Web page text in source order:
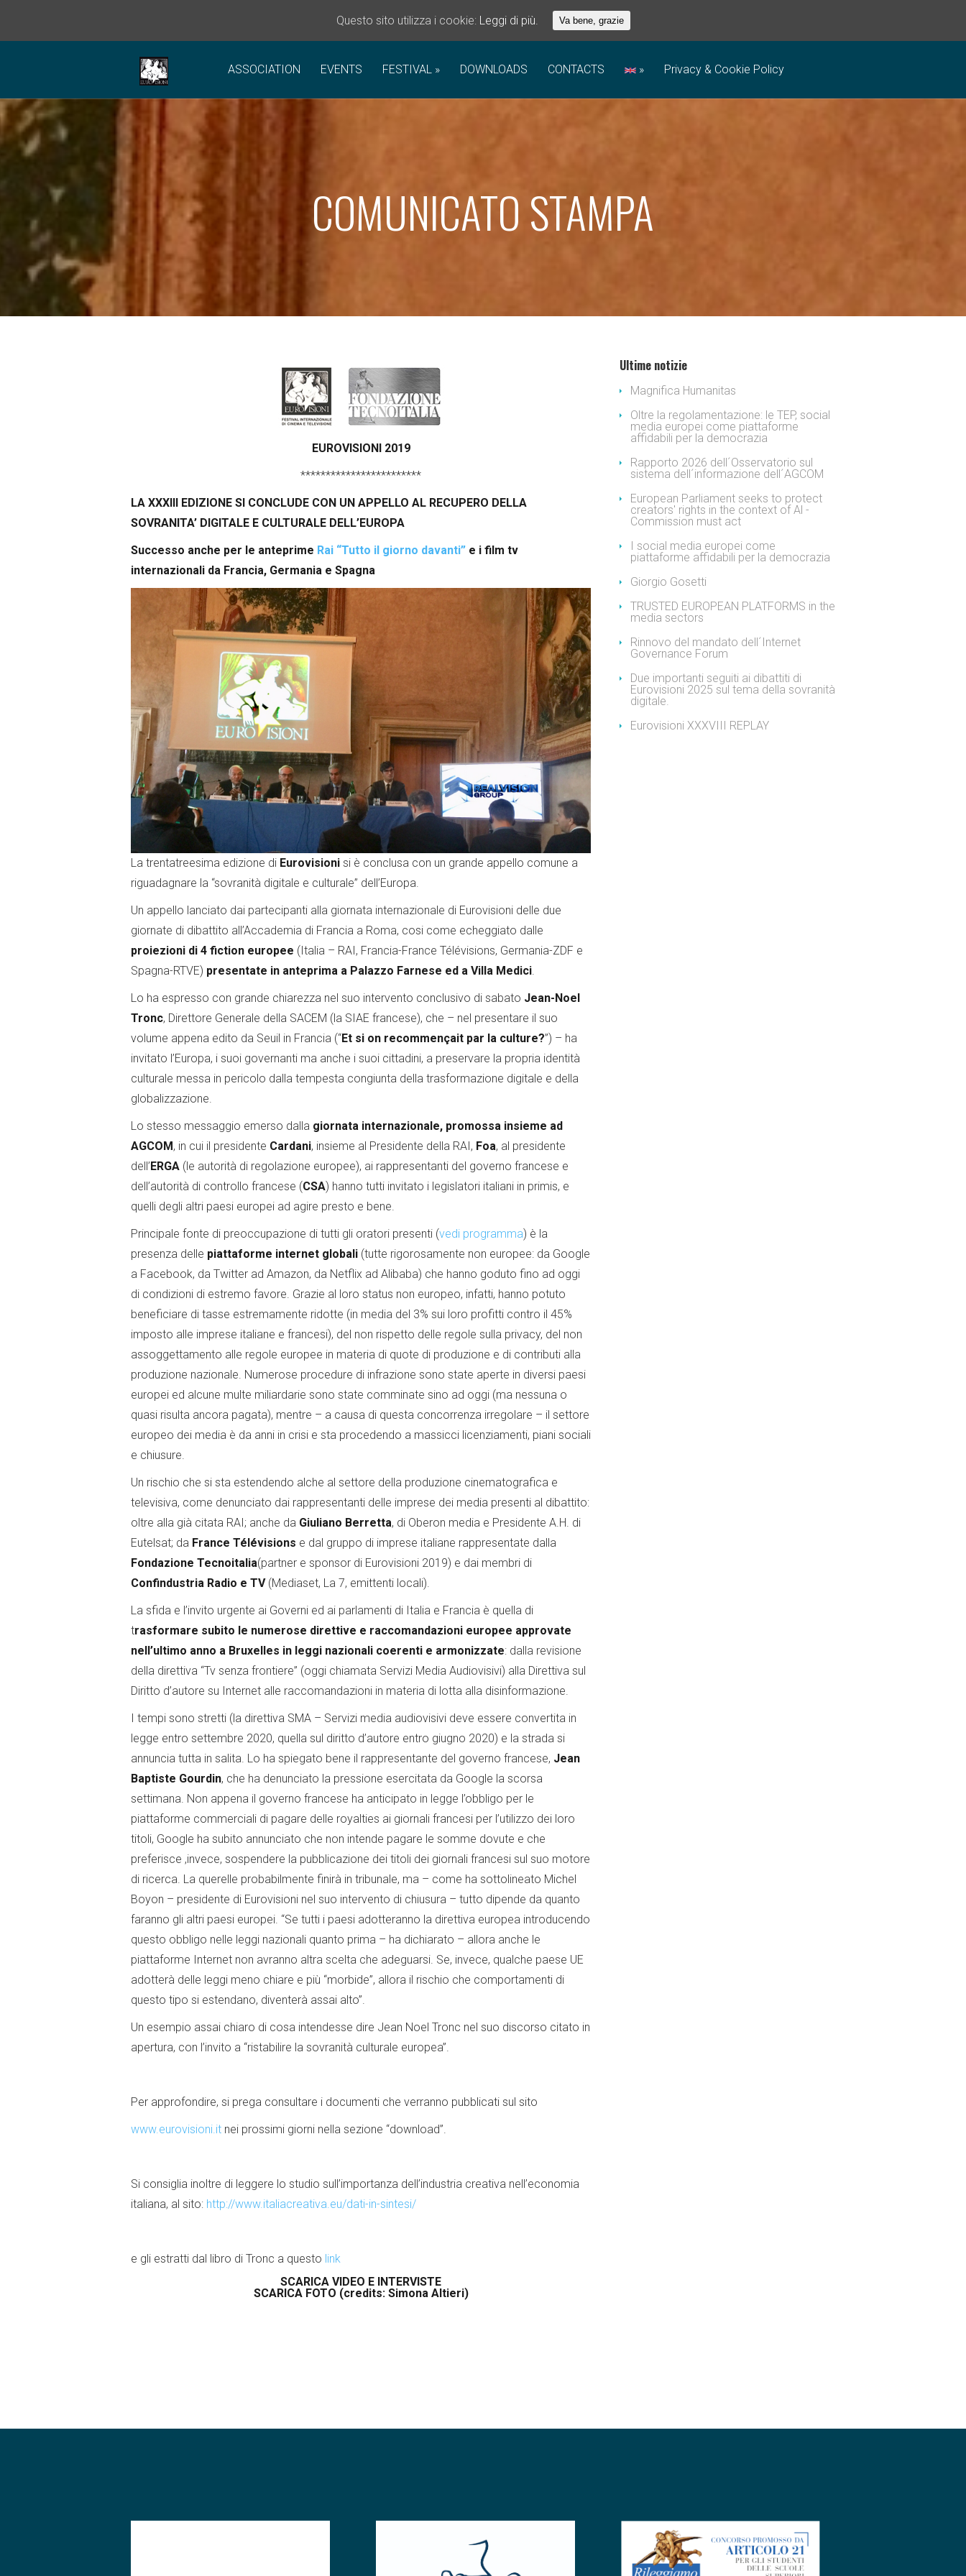
ASSOCIATION EVENTS FESTIVAL DOWNLOADS CONTACTS Privacy & Cookie Policy
COMUNICATO STAMPA
EUROVISIONI 2019
************************
LA XXXIII EDIZIONE SI CONCLUDE CON UN APPELLO AL RECUPERO DELLA
SOVRANITA’ DIGITALE E CULTURALE DELL’EUROPA
Successo anche per le anteprime Rai “Tutto il giorno davanti” e i film tv
internazionali da Francia, Germania e Spagna
La trentatreesima edizione di Eurovisioni si è conclusa con un grande appello comune a
riguadagnare la “sovranità digitale e culturale” dell’Europa.
Un appello lanciato dai partecipanti alla giornata internazionale di Eurovisioni delle due
giornate di dibattito all’Accademia di Francia a Roma, cosi come echeggiato dalle
proiezioni di 4 fiction europee (Italia – RAI, Francia-France Télévisions, Germania-ZDF e
Spagna-RTVE) presentate in anteprima a Palazzo Farnese ed a Villa Medici.
Lo ha espresso con grande chiarezza nel suo intervento conclusivo di sabato Jean-Noel
Tronc, Direttore Generale della SACEM (la SIAE francese), che – nel presentare il suo
volume appena edito da Seuil in Francia (“Et si on recommençait par la culture?”) – ha
invitato l’Europa, i suoi governanti ma anche i suoi cittadini, a preservare la propria identità
culturale messa in pericolo dalla tempesta congiunta della trasformazione digitale e della
globalizzazione.
Lo stesso messaggio emerso dalla giornata internazionale, promossa insieme ad
AGCOM , in cui il presidente Cardani, insieme al Presidente della RAI, Foa, al presidente
dell’ ERGA (le autorità di regolazione europee), ai rappresentanti del governo francese e
dell’autorità di controllo francese (CSA) hanno tutti invitato i legislatori italiani in primis, e
quelli degli altri paesi europei ad agire presto e bene.
Principale fonte di preoccupazione di tutti gli oratori presenti (vedi programma) è la
presenza delle piattaforme internet globali (tutte rigorosamente non europee: da Google
a Facebook, da Twitter ad Amazon, da Netflix ad Alibaba) che hanno goduto fino ad oggi
di condizioni di estremo favore. Grazie al loro status non europeo, infatti, hanno potuto
beneficiare di tasse estremamente ridotte (in media del 3% sui loro profitti contro il 45%
imposto alle imprese italiane e francesi), del non rispetto delle regole sulla privacy, del non
assoggettamento alle regole europee in materia di quote di produzione e di contributi alla
produzione nazionale. Numerose procedure di infrazione sono state aperte in diversi paesi
europei ed alcune multe miliardarie sono state comminate sino ad oggi (ma nessuna o
quasi risulta ancora pagata), mentre – a causa di questa concorrenza irregolare – il settore
europeo dei media è da anni in crisi e sta procedendo a massicci licenziamenti, piani sociali
e chiusure.
Un rischio che si sta estendendo alche al settore della produzione cinematografica e
televisiva, come denunciato dai rappresentanti delle imprese dei media presenti al dibattito:
oltre alla già citata RAI; anche da Giuliano Berretta, di Oberon media e Presidente A.H. di
Eutelsat; da France Télévisions e dal gruppo di imprese italiane rappresentate dalla
Fondazione Tecnoitalia(partner e sponsor di Eurovisioni 2019) e dai membri di
Confindustria Radio e TV(Mediaset, La 7, emittenti locali).
La sfida e l’invito urgente ai Governi ed ai parlamenti di Italia e Francia è quella di
trasformare subito le numerose direttive e raccomandazioni europee approvate
nell’ultimo anno a Bruxelles in leggi nazionali coerenti e armonizzate: dalla revisione
della direttiva “Tv senza frontiere” (oggi chiamata Servizi Media Audiovisivi) alla Direttiva sul
Diritto d’autore su Internet alle raccomandazioni in materia di lotta alla disinformazione.
I tempi sono stretti (la direttiva SMA – Servizi media audiovisivi deve essere convertita in
legge entro settembre 2020, quella sul diritto d’autore entro giugno 2020) e la strada si
annuncia tutta in salita. Lo ha spiegato bene il rappresentante del governo francese, Jean
Baptiste Gourdin, che ha denunciato la pressione esercitata da Google la scorsa
settimana. Non appena il governo francese ha anticipato in legge l’obbligo per le
piattaforme commerciali di pagare delle royalties ai giornali francesi per l’utilizzo dei loro
titoli, Google ha subito annunciato che non intende pagare le somme dovute e che
preferisce ,invece, sospendere la pubblicazione dei titoli dei giornali francesi sul suo motore
di ricerca. La querelle probabilmente finirà in tribunale, ma – come ha sottolineato Michel
Boyon – presidente di Eurovisioni nel suo intervento di chiusura – tutto dipende da quanto
faranno gli altri paesi europei. “Se tutti i paesi adotteranno la direttiva europea introducendo
questo obbligo nelle leggi nazionali quanto prima – ha dichiarato – allora anche le
piattaforme Internet non avranno altra scelta che adeguarsi. Se, invece, qualche paese UE
adotterà delle leggi meno chiare e più “morbide”, allora il rischio che comportamenti di
questo tipo si estendano, diventerà assai alto”.
Un esempio assai chiaro di cosa intendesse dire Jean Noel Tronc nel suo discorso citato in
apertura, con l’invito a “ristabilire la sovranità culturale europea”.
Per approfondire, si prega consultare i documenti che verranno pubblicati sul sito
www.eurovisioni.it nei prossimi giorni nella sezione “download”.
Si consiglia inoltre di leggere lo studio sull’importanza dell’industria creativa nell’economia
italiana, al sito: http://www.italiacreativa.eu/dati-in-sintesi/
e gli estratti dal libro di Tronc a questo link
SCARICA VIDEO E INTERVISTE
SCARICA FOTO (credits: Simona Altieri)
Ultime notizie
Magnifica Humanitas
Oltre la regolamentazione: le TEP, social
media europei come piattaforme
affidabili per la democrazia
Rapporto 2026 dell´Osservatorio sul
sistema dell´informazione dell´AGCOM
European Parliament seeks to protect
creators' rights in the context of Al -
Commission must act
I social media europei come
piattaforme affidabili per la democrazia
Giorgio Gosetti
TRUSTED EUROPEAN PLATFORMS in the
media sectors
Rinnovo del mandato dell´Internet
Governance Forum
Due importanti seguiti ai dibattiti di
Eurovisioni 2025 sul tema della sovranità
digitale.
Eurovisioni XXXVIII REPLAY
Questo sito utilizza i cookie: Leggi di più. Va bene, grazie